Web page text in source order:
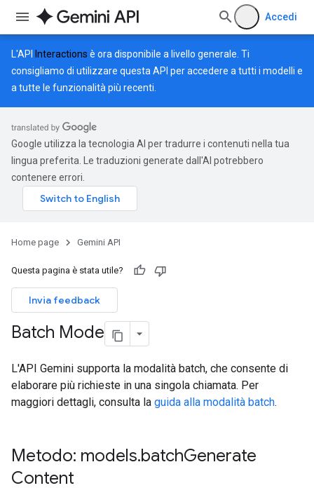
Accedi
L'API Interactions è ora disponibile a livello generale. Ti
consigliamo di utilizzare questa API per accedere a tutti i modelli e
a tutte le funzionalità più recenti.
Google utilizza la tecnologia AI per tradurre i contenuti nella tua
lingua preferita. Le traduzioni generate dall'AI potrebbero
contenere errori.
Home page Gemini API
Questa pagina è stata utile?
Invia feedback
Batch Mode
L'API Gemini supporta la modalità batch, che consente di
elaborare più richieste in una singola chiamata. Per
maggiori dettagli, consulta la guida alla modalità batch.
Metodo: models.batchGenerate
Content